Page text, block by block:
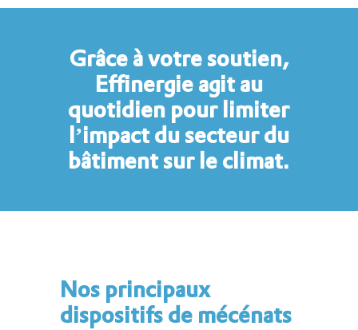
Grâce à votre soutien,
Effinergie agit au
quotidien pour limiter
l’impact du secteur du
bâtiment sur le climat.
Nos principaux
dispositifs de mécénats